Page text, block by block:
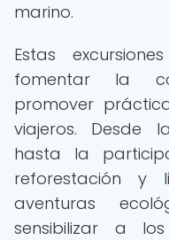
marino.
Estas
fomentar la
promover
viajeros. Desde
hasta la
reforestación y
aventuras
sensibilizar a